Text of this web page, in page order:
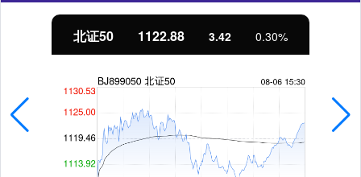
北证50 1122.88 3.42 0.30%